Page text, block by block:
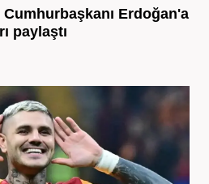
Cumhurbaşkanı Erdoğan'a
paylaştı